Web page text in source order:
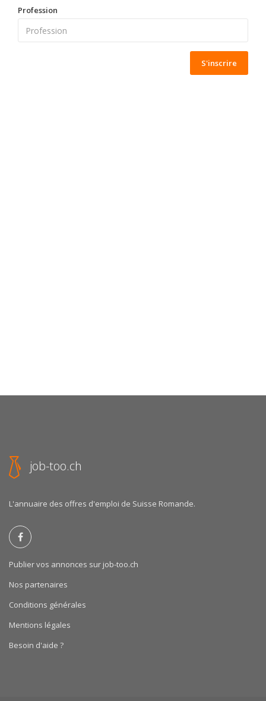
Profession
S'inscrire
job-too.ch
L'annuaire des offres d'emploi de Suisse Romande.
Publier vos annonces sur job-too.ch
Nos partenaires
Conditions générales
Mentions légales
Besoin d'aide ?